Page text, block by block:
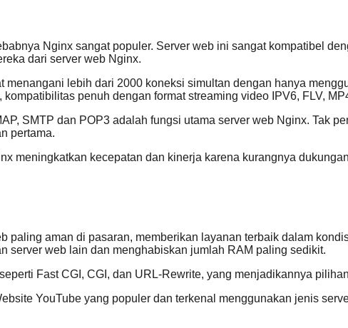
Nginx sangat populer. Server web ini sangat kompatibel
dari server web Nginx.
lebih dari 2000 koneksi simultan dengan hanya
penuh dengan format streaming video IPV6, FLV,
SMTP dan POP3 adalah fungsi utama server web Nginx. Tak
pertama.
meningkatkan kecepatan dan kinerja karena kurangnya
paling aman di pasaran, memberikan layanan terbaik dalam
server web lain dan menghabiskan jumlah RAM paling sedikit.
Fast CGI, CGI, dan URL-Rewrite, yang menjadikannya
YouTube yang populer dan terkenal menggunakan jenis